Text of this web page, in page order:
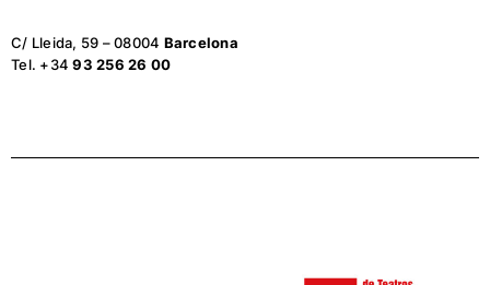
C/ Lleida, 59 – 08004 Barcelona
Tel. +3493 256 26 00